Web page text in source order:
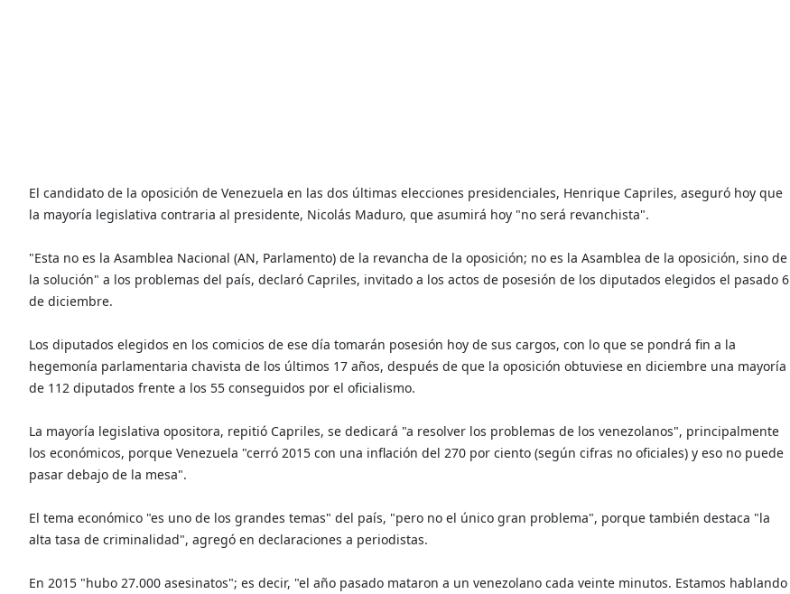
El candidato de la oposición de Venezuela en las dos últimas elecciones presidenciales, Henrique Capriles, aseguró hoy que
la mayoría legislativa contraria al presidente, Nicolás Maduro, que asumirá hoy "no será revanchista".
"Esta no es la Asamblea Nacional (AN, Parlamento) de la revancha de la oposición; no es la Asamblea de la oposición, sino de
la solución" a los problemas del país, declaró Capriles, invitado a los actos de posesión de los diputados elegidos el pasado 6
de diciembre.
Los diputados elegidos en los comicios de ese día tomarán posesión hoy de sus cargos, con lo que se pondrá fin a la
hegemonía parlamentaria chavista de los últimos 17 años, después de que la oposición obtuviese en diciembre una mayoría
de 112 diputados frente a los 55 conseguidos por el oficialismo.
La mayoría legislativa opositora, repitió Capriles, se dedicará "a resolver los problemas de los venezolanos", principalmente
los económicos, porque Venezuela "cerró 2015 con una inflación del 270 por ciento (según cifras no oficiales) y eso no puede
pasar debajo de la mesa".
El tema económico "es uno de los grandes temas" del país, "pero no el único gran problema", porque también destaca "la
alta tasa de criminalidad", agregó en declaraciones a periodistas.
En 2015 "hubo 27.000 asesinatos"; es decir, "el año pasado mataron a un venezolano cada veinte minutos. Estamos hablando